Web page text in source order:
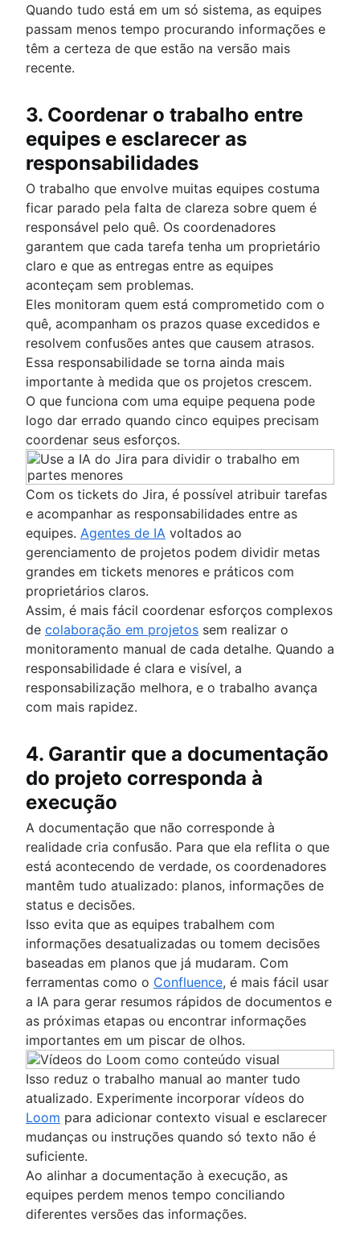
Quando tudo está em um só sistema, as equipes
passam menos tempo procurando informações e
têm a certeza de que estão na versão mais
recente.
3. Coordenar o trabalho entre
equipes e esclarecer as
responsabilidades
O trabalho que envolve muitas equipes costuma
ficar parado pela falta de clareza sobre quem é
responsável pelo quê. Os coordenadores
garantem que cada tarefa tenha um proprietário
claro e que as entregas entre as equipes
aconteçam sem problemas.
Eles monitoram quem está comprometido com o
quê, acompanham os prazos quase excedidos e
resolvem confusões antes que causem atrasos.
Essa responsabilidade se torna ainda mais
importante à medida que os projetos crescem.
O que funciona com uma equipe pequena pode
logo dar errado quando cinco equipes precisam
coordenar seus esforços.
Com os tickets do Jira, é possível atribuir tarefas
e acompanhar as responsabilidades entre as
equipes. Agentes de IA voltados ao
gerenciamento de projetos podem dividir metas
grandes em tickets menores e práticos com
proprietários claros.
Assim, é mais fácil coordenar esforços complexos
de colaboração em projetos sem realizar o
monitoramento manual de cada detalhe. Quando a
responsabilidade é clara e visível, a
responsabilização melhora, e o trabalho avança
com mais rapidez.
4. Garantir que a documentação
do projeto corresponda à
execução
A documentação que não corresponde à
realidade cria confusão. Para que ela reflita o que
está acontecendo de verdade, os coordenadores
mantêm tudo atualizado: planos, informações de
status e decisões.
Isso evita que as equipes trabalhem com
informações desatualizadas ou tomem decisões
baseadas em planos que já mudaram. Com
ferramentas como o Confluence, é mais fácil usar
a IA para gerar resumos rápidos de documentos e
as próximas etapas ou encontrar informações
importantes em um piscar de olhos.
Isso reduz o trabalho manual ao manter tudo
atualizado. Experimente incorporar vídeos do
Loom para adicionar contexto visual e esclarecer
mudanças ou instruções quando só texto não é
suficiente.
Ao alinhar a documentação à execução, as
equipes perdem menos tempo conciliando
diferentes versões das informações.